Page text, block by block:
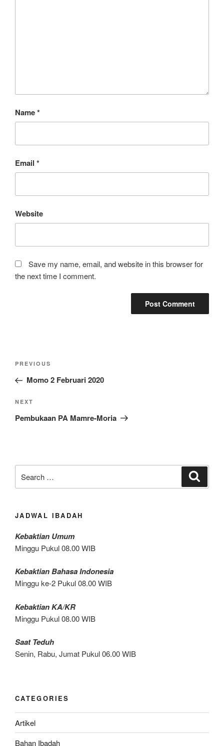
Name*
Email *
Website
Save my name, email, and website in this browser for
the next time I comment.
Post
Previous
Post
PREVIOUS
Momo 2 Februari 2020
Next
Post
NEXT
Pembukaan PA Mamre-Moria
for:
JADWAL IBADAH
Kebaktian Umum
Minggu Pukul 08.00 WIB
Kebaktian Bahasa Indonesia
Minggu ke-2 Pukul 08.00 WIB
Kebaktian KA/KR
Minggu Pukul 08.00 WIB
Saat Teduh
Senin, Rabu, Jumat Pukul 06.00 WIB
CATEGORIES
Artikel
Bahan Ibadah